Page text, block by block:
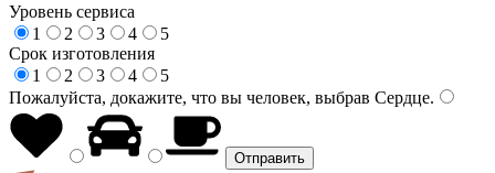
Уровень сервиса
1
2 3 4
5
Срок изготовления
1
2 3 4
5
Пожалуйста, докажите, что вы человек, выбрав Сердце.